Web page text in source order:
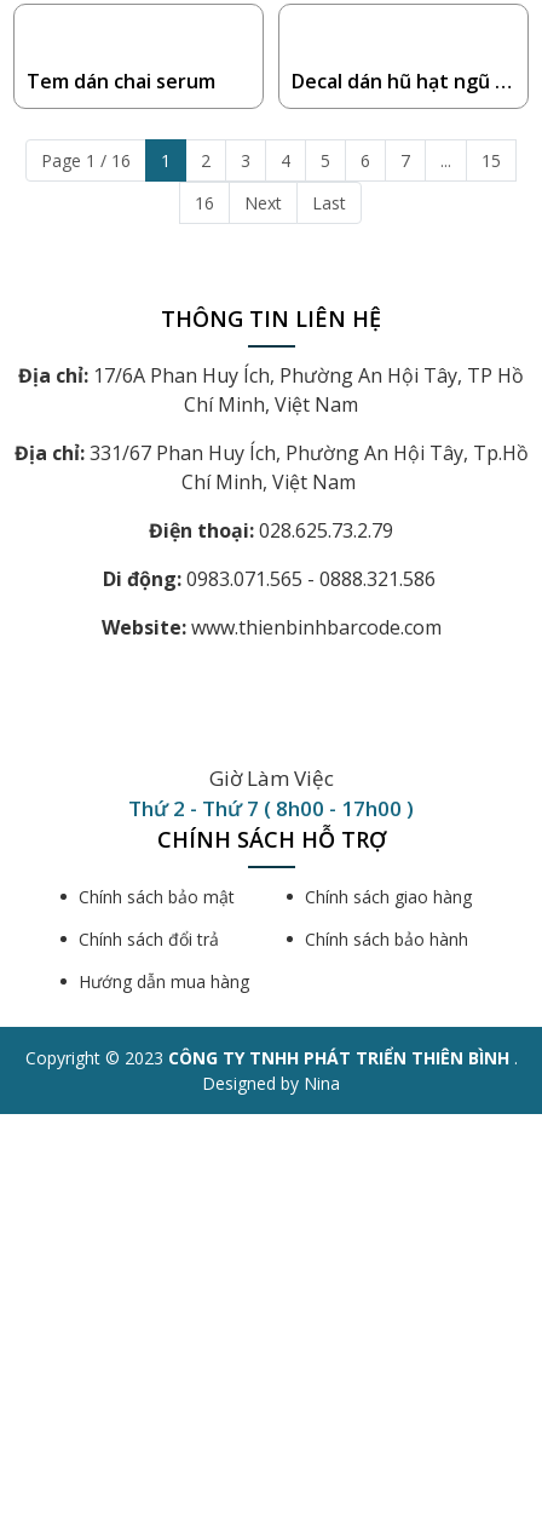
Tem dán chai serum
Decal dán hũ hạt ngũ c
ốc
Page 1 / 16 1 2 3 4 5 6 7 ...
15
16
Next Last
THÔNG TIN LIÊN HỆ
Địa chỉ: 17/6A Phan Huy Ích, Phường An Hội Tây, TP Hồ
Chí Minh, Việt Nam
Địa chỉ:331/67 Phan Huy Ích, Phường An Hội Tây, Tp.Hồ
Chí Minh, Việt Nam
Điện thoại:028.625.73.2.79
Di động:0983.071.565 - 0888.321.586
Website:www.thienbinhbarcode.com
Giờ Làm Việc
Thứ 2 - Thứ 7 ( 8h00 - 17h00 )
CHÍNH SÁCH HỖ TRỢ
Chính sách bảo mật
Chính sách giao hàng
Chính sách đổi trả
Chính sách bảo hành
Hướng dẫn mua hàng
Copyright © 2023 CÔNG TY TNHH PHÁT TRIỂN THIÊN BÌNH .
Designed by Nina